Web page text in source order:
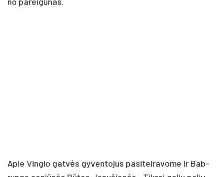
Apie Vin­gio gat­vės gy­ven­to­jus pa­si­tei­ra­vo­me ir Bab­